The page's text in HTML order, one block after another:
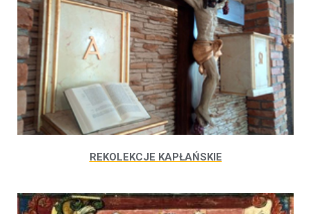
REKOLEKCJE KAPŁAŃSKIE